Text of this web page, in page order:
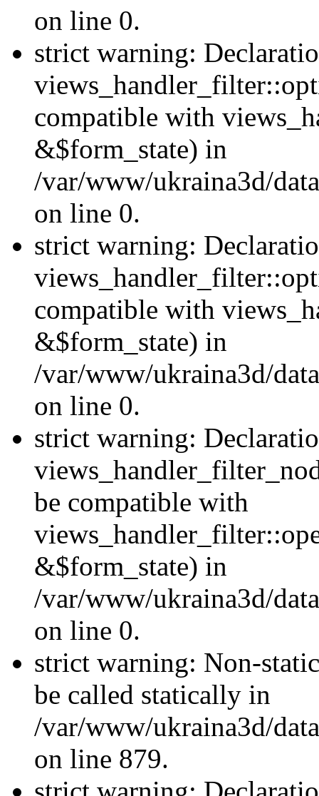
on line 0.
strict warning:
compatible with
&$form_state) in
/var/www/ukraina3d/
on line 0.
strict warning:
compatible with
&$form_state) in
/var/www/ukraina3d/
on line 0.
strict warning:
be compatible with
&$form_state) in
/var/www/ukraina3d/
on line 0.
strict warning: Non-
be called statically in
/var/www/ukraina3d/
on line 879.